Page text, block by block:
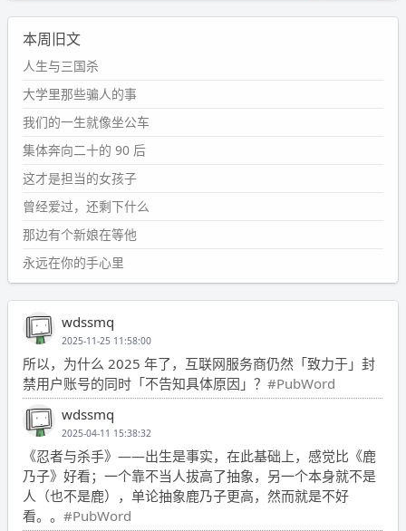
本周旧文
人生与三国杀
大学里那些骗人的事
我们的一生就像坐公车
集体奔向二十的 90 后
这才是担当的女孩子
曾经爱过，还剩下什么
那边有个新娘在等他
永远在你的手心里
wdssmq
2025-11-25 11:58:00
所以，为什么 2025 年了，互联网服务商仍然「致力于」封
禁用户账号的同时「不告知具体原因」？ #PubWord
wdssmq
2025-04-11 15:38:32
《忍者与杀手》——出生是事实，在此基础上，感觉比《鹿
乃子》好看；一个靠不当人拔高了抽象，另一个本身就不是
人（也不是鹿），单论抽象鹿乃子更高，然而就是不好
看。。 #PubWord